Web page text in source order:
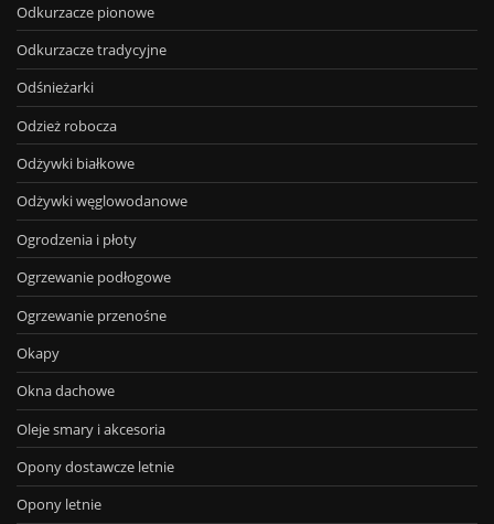
Odkurzacze pionowe
Odkurzacze tradycyjne
Odśnieżarki
Odzież robocza
Odżywki białkowe
Odżywki węglowodanowe
Ogrodzenia i płoty
Ogrzewanie podłogowe
Ogrzewanie przenośne
Okapy
Okna dachowe
Oleje smary i akcesoria
Opony dostawcze letnie
Opony letnie